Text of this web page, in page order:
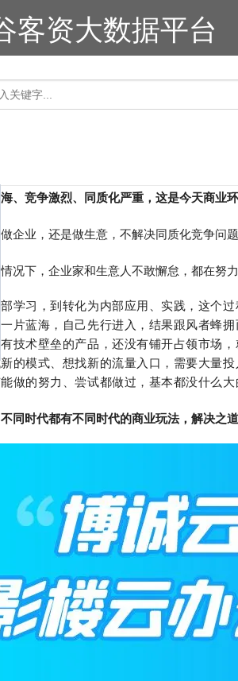
客资大数据平台
、竞争激烈、同质化严重，这是今天商业
企业，还是做生意，不解决同质化竞争问
况下，企业家和生意人不敢懈怠，都在努
学习，到转化为内部应用、实践，这个
片蓝海，自己先行进入，结果跟风者蜂
技术壁垒的产品，还没有铺开占领市场
的模式、想找新的流量入口，需要大量
做的努力、尝试都做过，基本都没什么
同时代都有不同时代的商业玩法，解决之道